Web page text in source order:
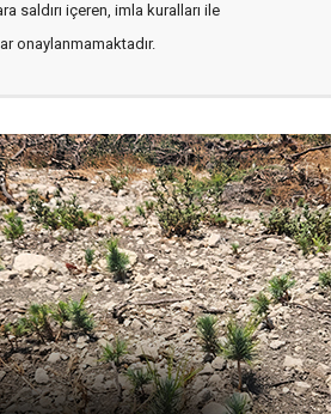
saldırı içeren, imla kuralları ile
onaylanmamaktadır.